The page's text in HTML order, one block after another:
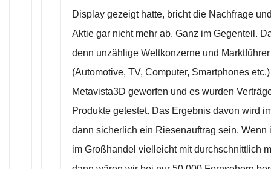
Display gezeigt hatte, bricht die Nachfrage
Aktie gar nicht mehr ab. Ganz im Gegenteil.
denn unzählige Weltkonzerne und
(Automotive, TV, Computer, Smartphones
Metavista3D geworfen und es wurden
Produkte getestet. Das Ergebnis davon wird
dann sicherlich ein Riesenauftrag sein. Wenn
im Großhandel vielleicht mit durchschnittlich